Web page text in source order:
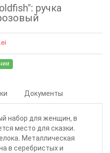
ручка
Документы
набор для женщин, в
место для сказки.
Металлическая
в серебристых и